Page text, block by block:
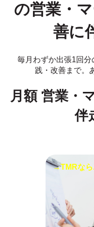
の営業・
善に
毎月わずか出張1回
践・改善まで。
月額 営業・
伴
→TMRなら
TMRで
化するワ
ています
デアソン